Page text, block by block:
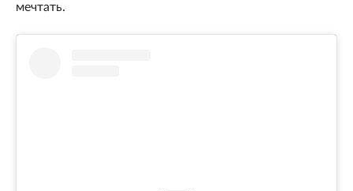
мечтать.